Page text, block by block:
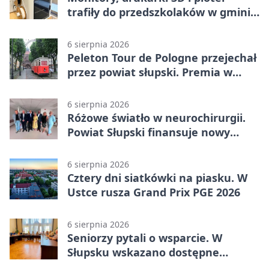
trafiły do przedszkolaków w gminie
6 sierpnia 2026
Peleton Tour de Pologne przejechał
przez powiat słupski. Premia w
6 sierpnia 2026
Różowe światło w neurochirurgii.
Powiat Słupski finansuje nowy
6 sierpnia 2026
Cztery dni siatkówki na piasku. W
Ustce rusza Grand Prix PGE 2026
6 sierpnia 2026
Seniorzy pytali o wsparcie. W
Słupsku wskazano dostępne